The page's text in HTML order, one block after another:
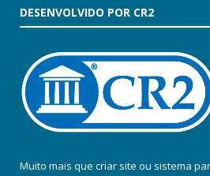
DESENVOLVIDO POR CR2
Muito mais que criar site ou sistema